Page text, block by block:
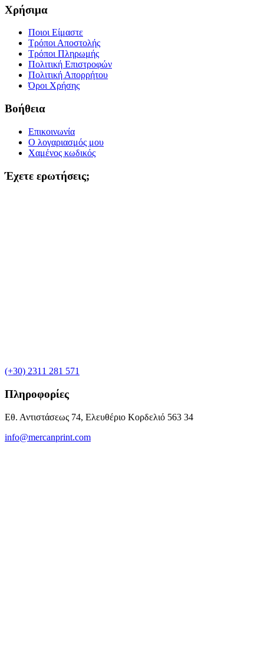
Χρήσιμα
Ποιοι Είμαστε
Τρόποι Αποστολής
Τρόποι Πληρωμής
Πολιτική Επιστροφών
Πολιτική Απορρήτου
Όροι Χρήσης
Βοήθεια
Επικοινωνία
Ο λογαριασμός μου
Χαμένος κωδικός
Έχετε ερωτήσεις;
(+30) 2311 281 571
Πληροφορίες
Εθ. Αντιστάσεως 74, Ελευθέριο Κορδελιό 563 34
info@mercanprint.com